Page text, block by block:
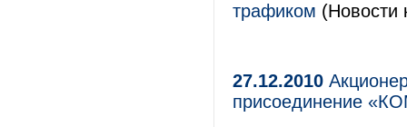
трафиком (Новости
27.12.2010
присоединение